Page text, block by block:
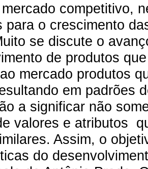
competitivo,
para o crescimento
se discute o
de produtos
mercado produtos
em padrões
a significar não
valores e atributos
Assim, o
do